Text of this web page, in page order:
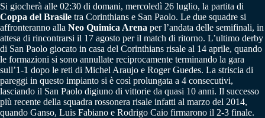
Si giocherà alle 02:30 di domani, mercoledì 26 luglio, la partita di
Coppa del Brasile tra Corinthians e San Paolo. Le due squadre si
affronteranno alla Neo Quimica Arena per l’andata delle semifinali, in
attesa di rincontrarsi il 17 agosto per il match di ritorno. L’ultimo derby
di San Paolo giocato in casa del Corinthians risale al 14 aprile, quando
le formazioni si sono annullate reciprocamente terminando la gara
sull’1-1 dopo le reti di Michel Araujo e Roger Guedes. La striscia di
pareggi in questo impianto si è così prolungata a 4 consecutivi,
lasciando il San Paolo digiuno di vittorie da quasi 10 anni. Il successo
più recente della squadra rossonera risale infatti al marzo del 2014,
quando Ganso, Luis Fabiano e Rodrigo Caio firmarono il 2-3 finale.